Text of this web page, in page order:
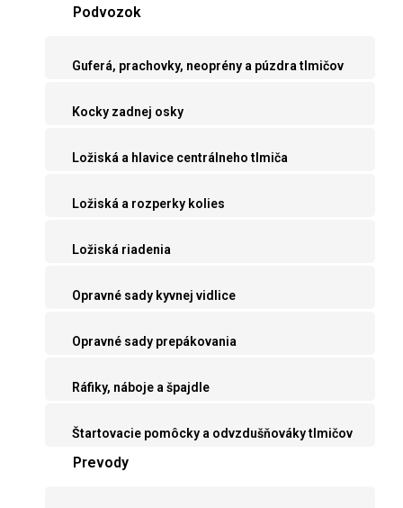
Podvozok
Guferá, prachovky, neoprény a púzdra tlmičov
Kocky zadnej osky
Ložiská a hlavice centrálneho tlmiča
Ložiská a rozperky kolies
Ložiská riadenia
Opravné sady kyvnej vidlice
Opravné sady prepákovania
Ráfiky, náboje a špajdle
Štartovacie pomôcky a odvzdušňováky tlmičov
Prevody